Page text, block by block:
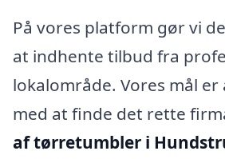
På vores platform gør vi
at indhente tilbud fra
lokalområde. Vores mål
med at finde det rette
af tørretumbler i